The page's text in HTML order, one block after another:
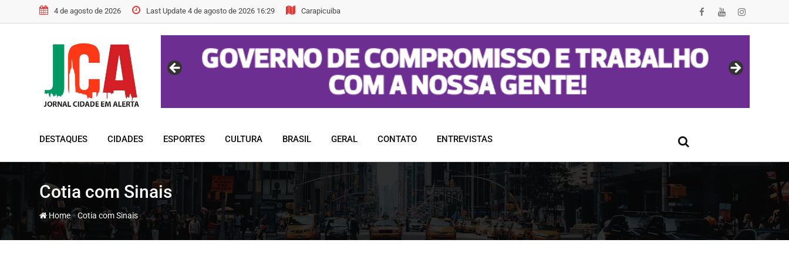
to
4 de agosto de 2026 Last Update 4 de agosto de 2026 16:29 Carapicuiba
DESTAQUES CIDADES ESPORTES CULTURA BRASIL GERAL CONTATO ENTREVISTAS
Cotia com Sinais
Home-Cotia com Sinais